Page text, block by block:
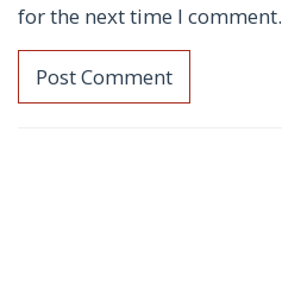
for the next time I comment.